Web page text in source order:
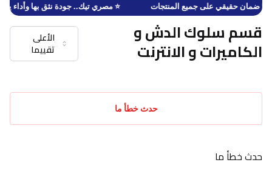
🛡️ ضمان حقيقي على جميع المنتجات ⭐ مصري تيك.. جودة نثق بها وأداء
قسم سلوك الدش و
الكاميرات و الانترنت
الأعلى
تقييما
حدث خطأ ما
حدث خطأ ما